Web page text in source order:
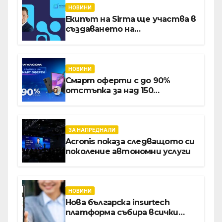
НОВИНИ
Екипът на Sirma ще участва в
създаването на
хотелиерството
НОВИНИ
Смарт оферти с до 90%
отстъпка за над 150
ЗА НАПРЕДНАЛИ
Acronis показа следващото си
поколение автономни услуги
НОВИНИ
Нова българска insurtech
платформа събира всички